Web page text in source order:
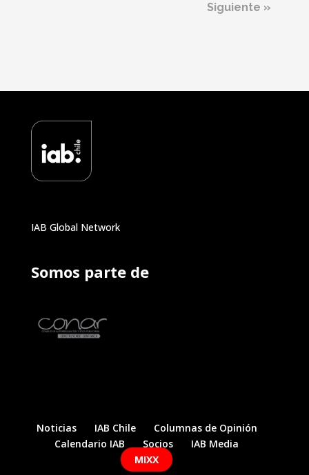
Siguiente »
IAB Global Network
Somos parte de
Noticias IAB Chile
Columnas de Opinión
Calendario IAB
Socios
IAB Media
MIXX